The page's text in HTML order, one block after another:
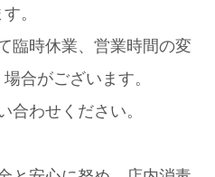
す。
臨時休業、営業時間の変
合がございます。
合わせください。